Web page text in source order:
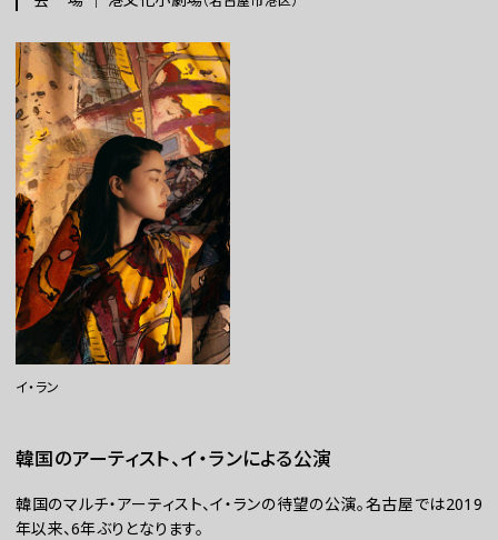
さらに楽しむ
WEBマガジン
イ・ラン
韓国のアーティスト、イ・ランによる公演
韓国のマルチ・アーティスト、イ・ランの待望の公演。名古屋では2019
年以来、6年ぶりとなります。